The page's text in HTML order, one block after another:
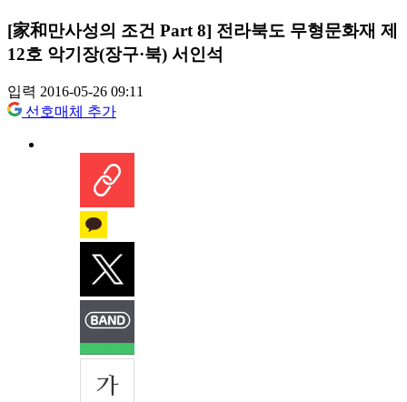
[家和만사성의 조건 Part 8] 전라북도 무형문화재 제
12호 악기장(장구·북) 서인석
입력 2016-05-26 09:11
선호매체 추가